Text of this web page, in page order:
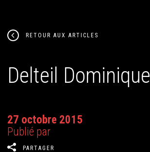
RETOUR AUX ARTICLES
Delteil Dominique
27 octobre 2015
Publié par
PARTAGER